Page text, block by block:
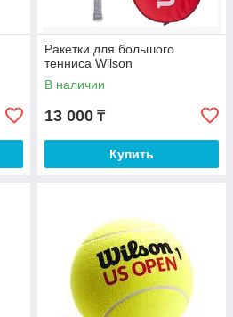
Ракетки для большого
тенниса Wilson
В наличии
13 000 ₸
Купить